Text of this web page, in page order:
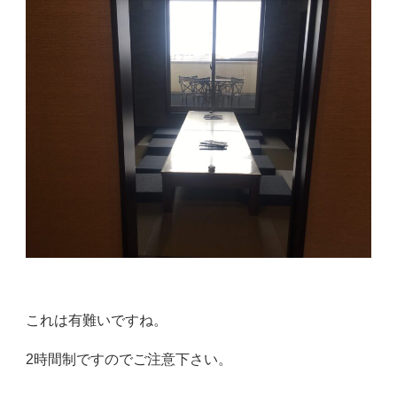
これは有難いですね。
2時間制ですのでご注意下さい。